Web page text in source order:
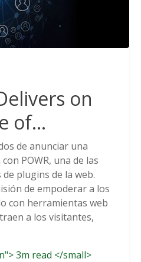
on
of
de anunciar una
POWR, una de las
plugins de la web.
de empoderar a los
con herramientas web
a los visitantes,
3m read </small>